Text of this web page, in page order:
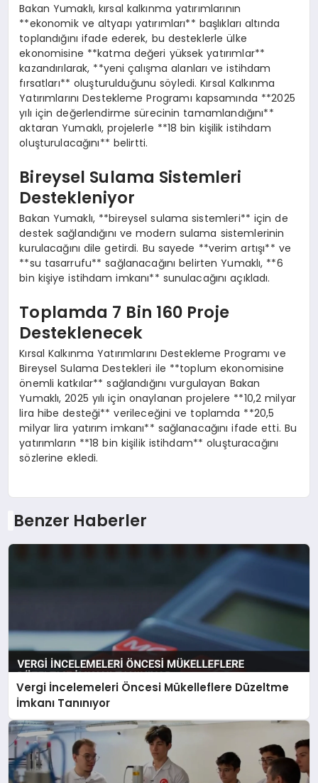
Bakan Yumaklı, kırsal kalkınma yatırımlarının
**ekonomik ve altyapı yatırımları** başlıkları altında
toplandığını ifade ederek, bu desteklerle ülke
ekonomisine **katma değeri yüksek yatırımlar**
kazandırılarak, **yeni çalışma alanları ve istihdam
fırsatları** oluşturulduğunu söyledi. Kırsal Kalkınma
Yatırımlarını Destekleme Programı kapsamında **2025
yılı için değerlendirme sürecinin tamamlandığını**
aktaran Yumaklı, projelerle **18 bin kişilik istihdam
oluşturulacağını** belirtti.
Bireysel Sulama Sistemleri
Destekleniyor
Bakan Yumaklı, **bireysel sulama sistemleri** için de
destek sağlandığını ve modern sulama sistemlerinin
kurulacağını dile getirdi. Bu sayede **verim artışı** ve
**su tasarrufu** sağlanacağını belirten Yumaklı, **6
bin kişiye istihdam imkanı** sunulacağını açıkladı.
Toplamda 7 Bin 160 Proje
Desteklenecek
Kırsal Kalkınma Yatırımlarını Destekleme Programı ve
Bireysel Sulama Destekleri ile **toplum ekonomisine
önemli katkılar** sağlandığını vurgulayan Bakan
Yumaklı, 2025 yılı için onaylanan projelere **10,2 milyar
lira hibe desteği** verileceğini ve toplamda **20,5
milyar lira yatırım imkanı** sağlanacağını ifade etti. Bu
yatırımların **18 bin kişilik istihdam** oluşturacağını
sözlerine ekledi.
Benzer Haberler
Vergi İncelemeleri Öncesi Mükelleflere Düzeltme
İmkanı Tanınıyor